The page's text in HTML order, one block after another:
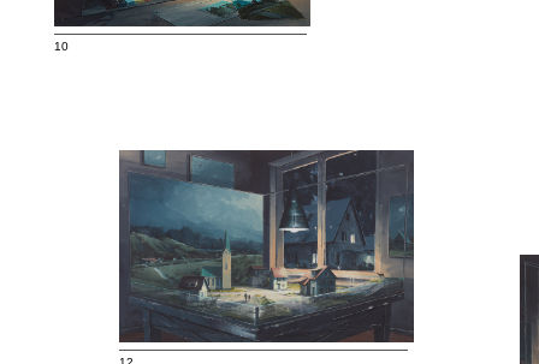
—————————————————————
10
————————————————————————